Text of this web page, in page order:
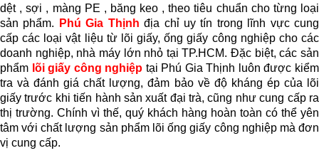
dệt , sợi , màng PE , băng keo , theo tiêu chuẩn cho từng loại
sản phẩm.
Phú Gia Thịnh địa chỉ uy tín trong lĩnh vực cung
cấp các loại vật liệu từ lõi giấy, ống giấy công nghiệp cho các
doanh nghiệp, nhà máy lớn nhỏ tại TP.HCM. Đặc biệt, các sản
phẩm lõi giấy công nghiệp tại Phú Gia Thịnh luôn được kiểm
tra và đánh giá chất lượng, đảm bảo về độ kháng ép của lõi
giấy trước khi tiến hành sản xuất đại trà, cũng như cung cấp ra
thị trường. Chính vì thế, quý khách hàng hoàn toàn có thể yên
tâm với chất lượng sản phẩm lõi ống giấy công nghiệp mà đơn
vị cung cấp.